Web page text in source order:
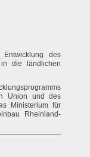
Entwicklung des
die ländlichen
Union und des
Ministerium für
Rheinland-